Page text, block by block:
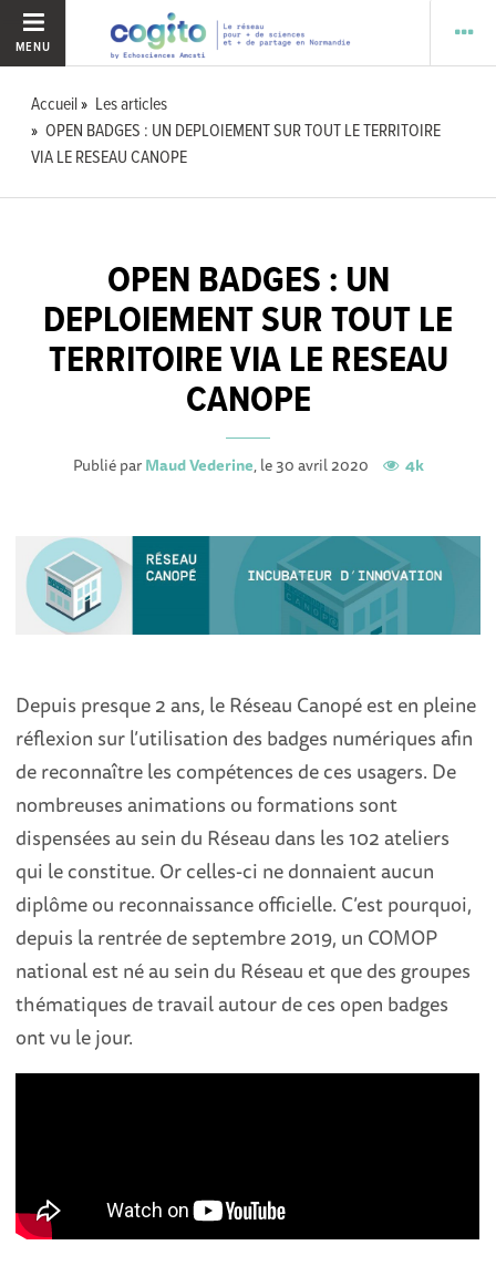
MENU
Accueil
Les articles
OPEN BADGES : UN DEPLOIEMENT SUR TOUT LE TERRITOIRE
VIA LE RESEAU CANOPE
OPEN BADGES : UN
DEPLOIEMENT SUR TOUT LE
TERRITOIRE VIA LE RESEAU
CANOPE
Publié parMaud Vederine, le 30 avril 2020 4k
Depuis presque 2 ans, le Réseau Canopé est en pleine
réflexion sur l’utilisation des badges numériques afin
de reconnaître les compétences de ces usagers. De
nombreuses animations ou formations sont
dispensées au sein du Réseau dans les 102 ateliers
qui le constitue. Or celles-ci ne donnaient aucun
diplôme ou reconnaissance officielle. C’est pourquoi,
depuis la rentrée de septembre 2019, un COMOP
national est né au sein du Réseau et que des groupes
thématiques de travail autour de ces open badges
ont vu le jour.